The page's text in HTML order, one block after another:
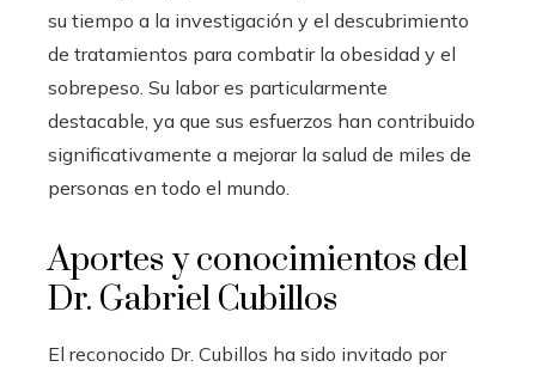
su tiempo a la investigación y el descubrimiento
de tratamientos para combatir la obesidad y el
sobrepeso. Su labor es particularmente
destacable, ya que sus esfuerzos han contribuido
significativamente a mejorar la salud de miles de
personas en todo el mundo.
Aportes y conocimientos del
Dr. Gabriel Cubillos
El reconocido Dr. Cubillos ha sido invitado por